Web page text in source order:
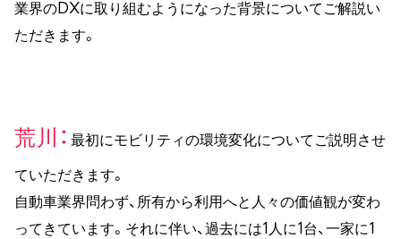
業界のDXに取り組むようになった背景についてご解説い
ただきます。
荒川 最初にモビリティの環境変化についてご説明させ
ていただきます。
自動車業界問わず、所有から利用へと人々の価値観が変わ
ってきています。それに伴い、過去には1人に1台、一家に1